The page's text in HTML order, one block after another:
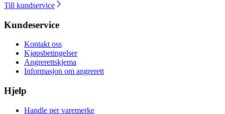
Till kundservice
Kundeservice
Kontakt oss
Kjøpsbetingelser
Angrerettskjema
Informasjon om angrerett
Hjelp
Handle per varemerke